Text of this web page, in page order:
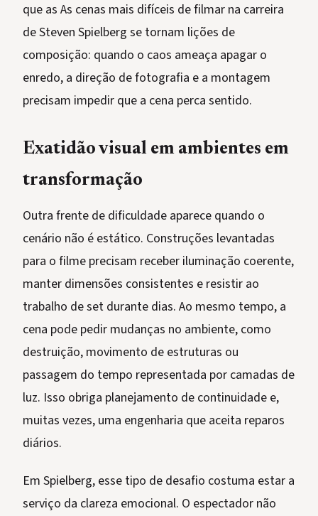
que as As cenas mais difíceis de filmar na carreira
de Steven Spielberg se tornam lições de
composição: quando o caos ameaça apagar o
enredo, a direção de fotografia e a montagem
precisam impedir que a cena perca sentido.
Exatidão visual em ambientes em
transformação
Outra frente de dificuldade aparece quando o
cenário não é estático. Construções levantadas
para o filme precisam receber iluminação coerente,
manter dimensões consistentes e resistir ao
trabalho de set durante dias. Ao mesmo tempo, a
cena pode pedir mudanças no ambiente, como
destruição, movimento de estruturas ou
passagem do tempo representada por camadas de
luz. Isso obriga planejamento de continuidade e,
muitas vezes, uma engenharia que aceita reparos
diários.
Em Spielberg, esse tipo de desafio costuma estar a
serviço da clareza emocional. O espectador não